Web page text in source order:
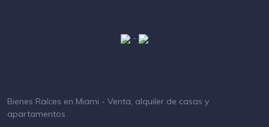
-
Bienes Raíces en Miami - Venta, alquiler de casas y
apartamentos